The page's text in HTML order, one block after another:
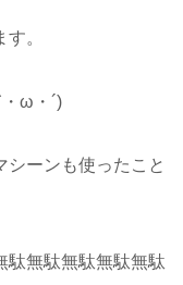
。
ω・´)
シーンも使ったこと
駄無駄無駄無駄無駄